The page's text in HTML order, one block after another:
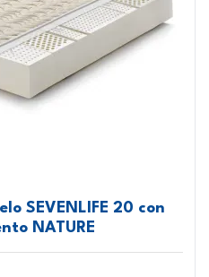
SEVENLIFE 20 con
NATURE